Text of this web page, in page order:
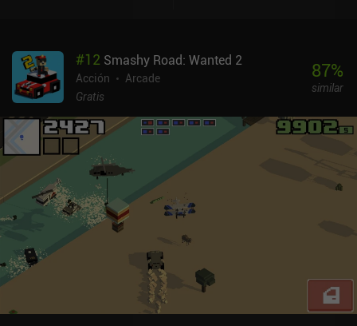
#12 Smashy Road: Wanted 2
Acción
Arcade
Gratis
87%
similar